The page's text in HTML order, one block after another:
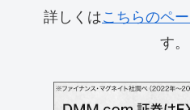
詳しくはこちらのペ
す。